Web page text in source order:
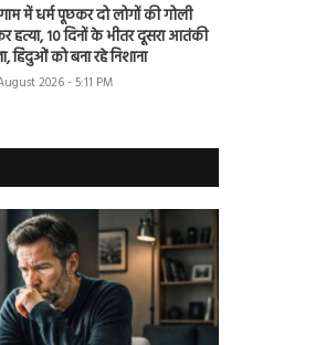
में धर्म पूछकर दो लोगों की गोली
हत्या, 10 दिनों के भीतर दूसरा आतंकी
हिंदुओं को बना रहे निशाना
2026 - 5:11 PM